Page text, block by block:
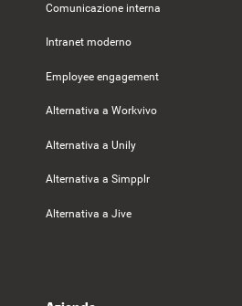
Comunicazione interna
Intranet moderno
Employee engagement
Alternativa a Workvivo
Alternativa a Unily
Alternativa a Simpplr
Alternativa a Jive